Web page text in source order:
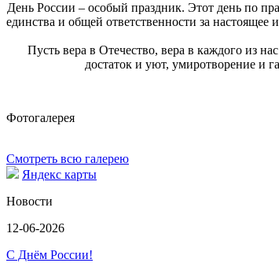
День России – особый праздник. Этот день по
единства и общей ответственности за
Пусть вера в Отечество, вера в каждого из
достаток и уют, умиротворение и
Фотогалерея
Смотреть всю галерею
Яндекс карты
Новости
12-06-2026
С Днём России!